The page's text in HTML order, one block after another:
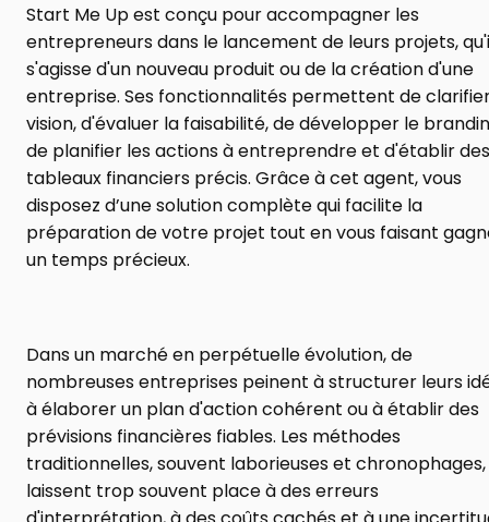
Start Me Up est conçu pour accompagner les
entrepreneurs dans le lancement de leurs projets,
s'agisse d'un nouveau produit ou de la création d'une
entreprise. Ses fonctionnalités permettent de
vision, d'évaluer la faisabilité, de développer le
de planifier les actions à entreprendre et d'établir des
tableaux financiers précis. Grâce à cet agent, vous
disposez d’une solution complète qui facilite la
préparation de votre projet tout en vous faisant
un temps précieux.
Dans un marché en perpétuelle évolution, de
nombreuses entreprises peinent à structurer leurs
à élaborer un plan d'action cohérent ou à établir des
prévisions financières fiables. Les méthodes
traditionnelles, souvent laborieuses et chronophages,
laissent trop souvent place à des erreurs